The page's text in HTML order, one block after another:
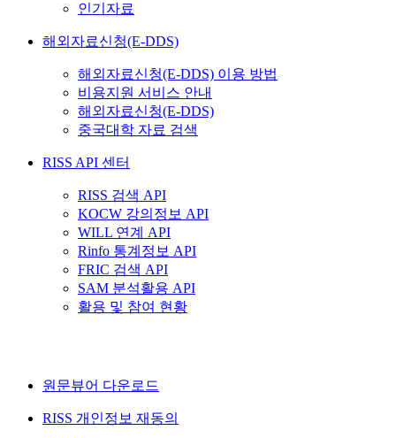
인기자료
해외자료신청(E-DDS)
해외자료신청(E-DDS) 이용 방법
비용지원 서비스 안내
해외자료신청(E-DDS)
중국대학 자료 검색
RISS API 센터
RISS 검색 API
KOCW 강의정보 API
WILL 연계 API
Rinfo 통계정보 API
FRIC 검색 API
SAM 분석활용 API
활용 및 참여 현황
원문뷰어 다운로드
RISS 개인정보 재동의